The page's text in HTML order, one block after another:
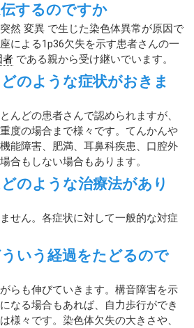
するのですか
然 変異 で生じた染色体異常が原因で
による1p36欠失を示す患者さんの一
者 である親から受け継いでいます。
のような症状がおきま
んどの患者さんで認められますが、
度の場合まで様々です。てんかんや
能障害、肥満、耳鼻科疾患、口腔外
合もしない場合もあります。
のような治療法があり
せん。各症状に対して一般的な対症
いう経過をたどるので
らも伸びていきます。構音障害を示
なる場合もあれば、自力歩行ができ
様々です。染色体欠失の大きさや、